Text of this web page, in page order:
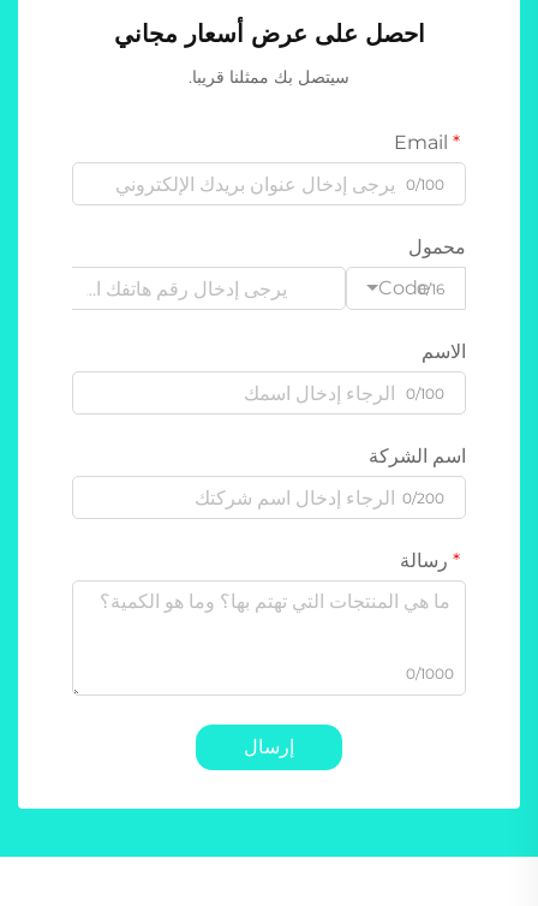
احصل على عرض أسعار مجاني
سيتصل بك ممثلنا قريبا.
0/100
محمول
Code0/16
الاسم
0/100
اسم الشركة
0/200
رسالة
0/1000
إرسال